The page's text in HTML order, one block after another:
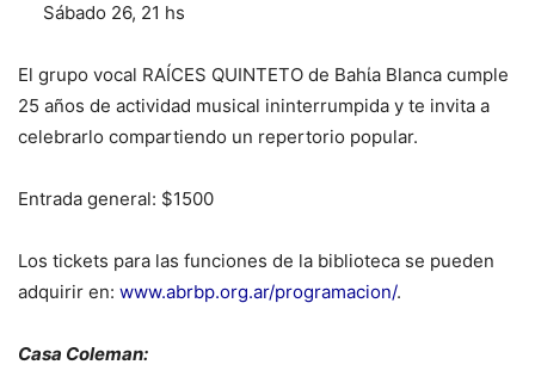
Sábado 26, 21 hs
El grupo vocal RAÍCES QUINTETO de Bahίa Blanca cumple
25 años de actividad musical ininterrumpida y te invita a
celebrarlo compartiendo un repertorio popular.
Entrada general: $1500
Los tickets para las funciones de la biblioteca se pueden
adquirir en: www.abrbp.org.ar/programacion/.
Casa Coleman: